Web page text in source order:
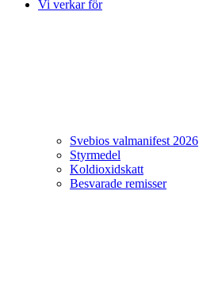
Vi verkar för
Svebios valmanifest 2026
Styrmedel
Koldioxidskatt
Besvarade remisser